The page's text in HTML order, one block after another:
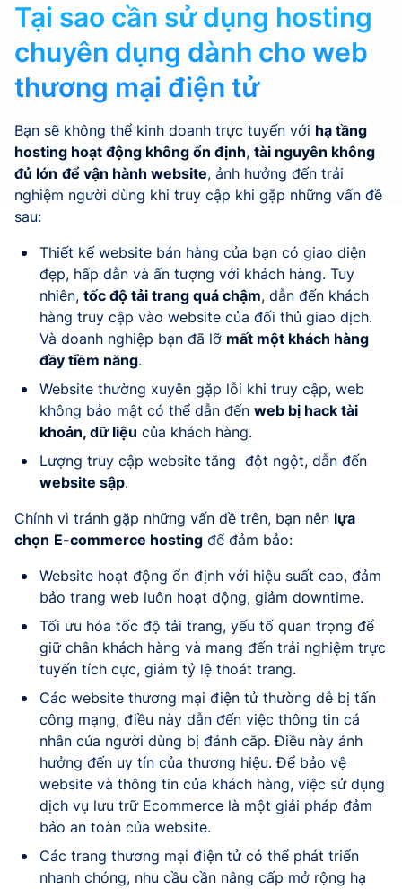
Tại sao cần sử dụng hosting
chuyên dụng dành cho web
thương mại điện tử
Bạn sẽ không thể kinh doanh trực tuyến với hạ tầng
hosting hoạt động không ổn định, tài nguyên không
đủ lớn để vận hành website, ảnh hưởng đến trải
nghiệm người dùng khi truy cập khi gặp những vấn đề
sau:
Thiết kế website bán hàng của bạn có giao diện
đẹp, hấp dẫn và ấn tượng với khách hàng. Tuy
nhiên, tốc độ tải trang quá chậm, dẫn đến khách
hàng truy cập vào website của đối thủ giao dịch.
Và doanh nghiệp bạn đã lỡ mất một khách hàng
đầy tiềm năng.
Website thường xuyên gặp lỗi khi truy cập, web
không bảo mật có thể dẫn đến web bị hack tài
khoản, dữ liệu của khách hàng.
Lượng truy cập website tăng đột ngột, dẫn đến
website sập.
Chính vì tránh gặp những vấn đề trên, bạn nên lựa
chọn E-commerce hosting để đảm bảo:
Website hoạt động ổn định với hiệu suất cao, đảm
bảo trang web luôn hoạt động, giảm downtime.
Tối ưu hóa tốc độ tải trang, yếu tố quan trọng để
giữ chân khách hàng và mang đến trải nghiệm trực
tuyến tích cực, giảm tỷ lệ thoát trang.
Các website thương mại điện tử thường dễ bị tấn
công mạng, điều này dẫn đến việc thông tin cá
nhân của người dùng bị đánh cắp. Điều này ảnh
hưởng đến uy tín của thương hiệu. Để bảo vệ
website và thông tin của khách hàng, việc sử dụng
dịch vụ lưu trữ Ecommerce là một giải pháp đảm
bảo an toàn của website.
Các trang thương mại điện tử có thể phát triển
nhanh chóng, nhu cầu cần nâng cấp mở rộng hạ